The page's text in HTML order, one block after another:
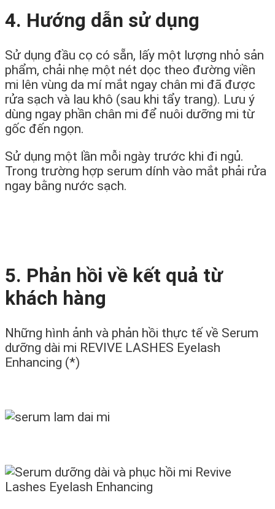
4. Hướng dẫn sử dụng
Sử dụng đầu cọ có sẵn, lấy một lượng nhỏ sản
phẩm, chải nhẹ một nét dọc theo đường viền
mi lên vùng da mí mắt ngay chân mi đã được
rửa sạch và lau khô (sau khi tẩy trang). Lưu ý
dùng ngay phần chân mi để nuôi dưỡng mi từ
gốc đến ngọn.
Sử dụng một lần mỗi ngày trước khi đi ngủ.
Trong trường hợp serum dính vào mắt phải rửa
ngay bằng nước sạch.
5. Phản hồi về kết quả từ
khách hàng
Những hình ảnh và phản hồi thực tế về Serum
dưỡng dài mi REVIVE LASHES Eyelash
Enhancing (*)